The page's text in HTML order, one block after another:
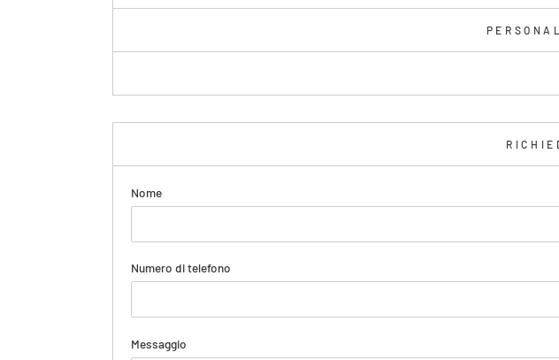
Nome
Numero di telefono
Messaggio